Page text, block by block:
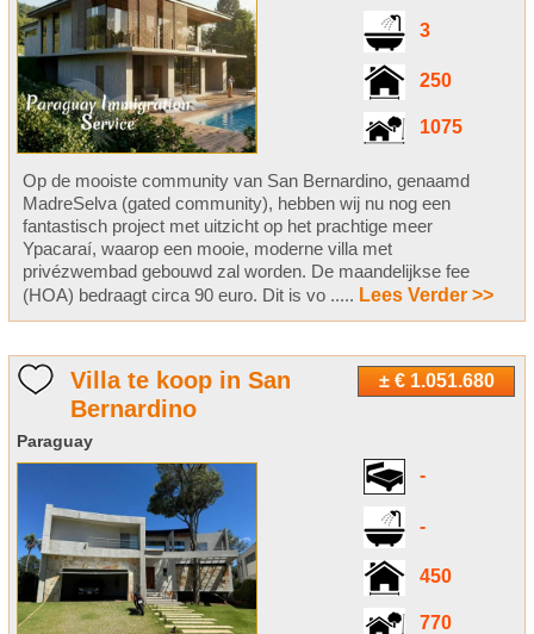
3
250
1075
Op de mooiste community van San Bernardino, genaamd
MadreSelva (gated community), hebben wij nu nog een
fantastisch project met uitzicht op het prachtige meer
Ypacaraí, waarop een mooie, moderne villa met
privézwembad gebouwd zal worden. De maandelijkse fee
(HOA) bedraagt circa 90 euro. Dit is vo ..... Lees Verder >>
± € 1.051.680
Villa te koop in San
Bernardino
Paraguay
-
-
450
770